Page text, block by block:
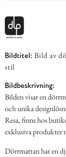
Bildtitel: Bild av
stil
Bildbeskrivning:
Bilden visar en
och unika
Resa, finns hos
exklusiva produkter
Dörrmattan har en